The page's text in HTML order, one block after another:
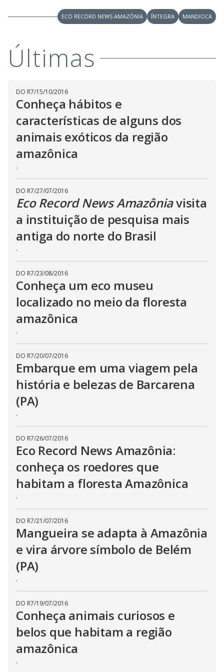
V
e
o
ECO RECORD NEWS AMAZÔNIA ÍNTEGRA MANDIOCA
Últimas
DO R7/15/10/2016
Conheça hábitos e
características de alguns dos
animais exóticos da região
amazônica
.
DO R7/27/07/2016
Eco Record News Amazôniavisita
a instituição de pesquisa mais
antiga do norte do Brasil
.
DO R7/23/08/2016
Conheça um eco museu
localizado no meio da floresta
amazônica
.
DO R7/20/07/2016
Embarque em uma viagem pela
história e belezas de Barcarena
(PA)
.
DO R7/26/07/2016
Eco Record News Amazônia:
conheça os roedores que
habitam a floresta Amazônica
.
DO R7/21/07/2016
Mangueira se adapta à Amazônia
e vira árvore símbolo de Belém
(PA)
.
DO R7/19/07/2016
Conheça animais curiosos e
belos que habitam a região
amazônica
.